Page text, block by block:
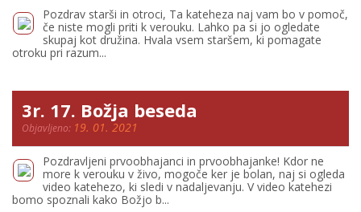
Pozdrav starši in otroci, Ta kateheza naj vam bo v pomoč,
če niste mogli priti k verouku. Lahko pa si jo ogledate
skupaj kot družina. Hvala vsem staršem, ki pomagate
otroku pri razum...
3r. 17. Božja beseda
Objavljeno: 19. 01. 2021
Pozdravljeni prvoobhajanci in prvoobhajanke! Kdor ne
more k verouku v živo, mogoče ker je bolan, naj si ogleda
video katehezo, ki sledi v nadaljevanju. V video katehezi
bomo spoznali kako Božjo b...